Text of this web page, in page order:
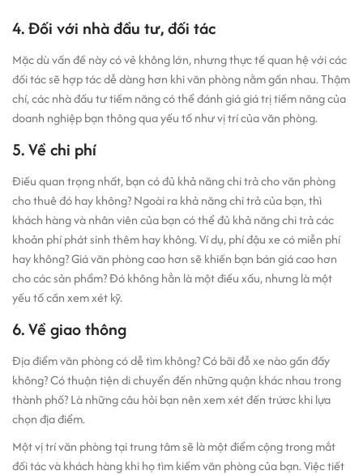
4. Đối với nhà đầu tư, đối tác
Mặc dù vấn đề này có vẻ không lớn, nhưng thực tế quan hệ với các
đối tác sẽ hợp tác dễ dàng hơn khi văn phòng nằm gần nhau. Thậm
chí, các nhà đầu tư tiềm năng có thể đánh giá giá trị tiềm năng của
doanh nghiệp bạn thông qua yếu tố như vị trí của văn phòng.
5. Về chi phí
Điều quan trọng nhất, bạn có đủ khả năng chi trả cho văn phòng
cho thuê đó hay không? Ngoài ra khả năng chi trả của bạn, thì
khách hàng và nhân viên của bạn có thể đủ khả năng chi trả các
khoản phí phát sinh thêm hay không. Ví dụ, phí đậu xe có miễn phí
hay không? Giá văn phòng cao hơn sẽ khiến bạn bán giá cao hơn
cho các sản phẩm? Đó không hẳn là một điều xấu, nhưng là một
yếu tố cần xem xét kỹ.
6. Về giao thông
Địa điểm văn phòng có dễ tìm không? Có bãi đỗ xe nào gần đấy
không? Có thuận tiện di chuyển đến những quận khác nhau trong
thành phố? Là những câu hỏi bạn nên xem xét đến trứơc khi lựa
chọn địa điểm.
Một vị trí văn phòng tại trung tâm sẽ là một điểm cộng trong mắt
đối tác và khách hàng khi họ tìm kiếm văn phòng của bạn. Việc tiết